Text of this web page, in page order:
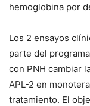
hemoglobina por
Los 2 ensayos
parte del
con PNH cambiar
APL-2 en
tratamiento. El